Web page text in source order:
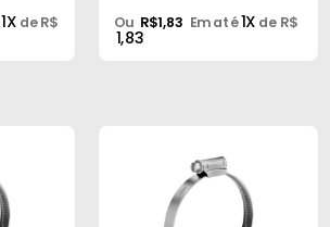
1X de R$
Ou R$1,83 Em até1X de R$
1,83